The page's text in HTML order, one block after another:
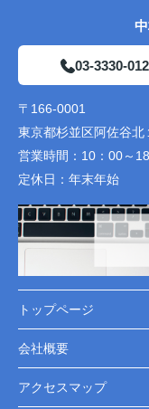
03-3330-
〒166-0001
東京都杉並区阿佐谷北
営業時間： 10：00～
定休日： 年末年始
トップページ
会社概要
アクセスマップ